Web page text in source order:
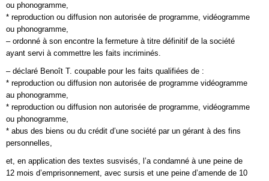
ou phonogramme,
* reproduction ou diffusion non autorisée de programme, vidéogramme
ou phonogramme,
– ordonné à son encontre la fermeture à titre définitif de la société
ayant servi à commettre les faits incriminés.
– déclaré Benoît T. coupable pour les faits qualifiées de :
* reproduction ou diffusion non autorisée de programme vidéogramme
au phonogramme,
* reproduction ou diffusion non autorisée de programme, vidéogramme
ou phonogramme,
* abus des biens ou du crédit d’une société par un gérant à des fins
personnelles,
et, en application des textes susvisés, l’a condamné à une peine de
12 mois d’emprisonnement, avec sursis et une peine d’amende de 10